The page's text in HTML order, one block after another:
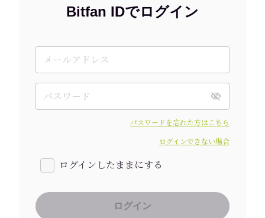
Bitfan IDでログイン
パスワードを忘れた方はこちら
ログインできない場合
ログインしたままにする